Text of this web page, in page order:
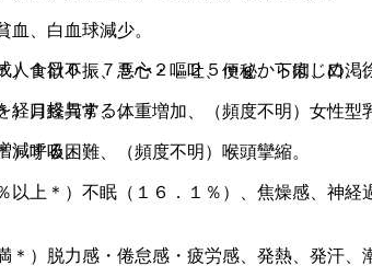
、白血球減少。
食欲不振、悪心・嘔吐、便秘、下痢、口渇
月経異常、体重増加、（頻度不明）女性型
呼吸困難、（頻度不明）喉頭攣縮。
上＊）不眠（１６．１％）、焦燥感、神経
）脱力感・倦怠感・疲労感、発熱、発汗、
人１日０．７５〜２．２５ｍｇからはじめ、
経口投与する。
減する。